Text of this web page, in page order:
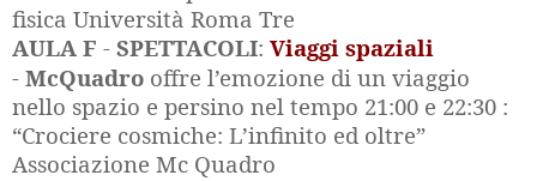
fisica Università Roma Tre
AULA F - SPETTACOLI: Viaggi spaziali
- McQuadro offre l’emozione di un viaggio
nello spazio e persino nel tempo 21:00 e 22:30 :
“Crociere cosmiche: L’infinito ed oltre”
Associazione Mc Quadro